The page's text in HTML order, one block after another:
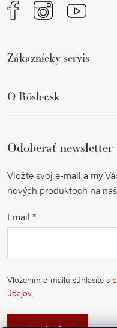
Zákaznícky servis
O Rösler.sk
Odoberať newsletter
Vložte svoj e-mail a my
nových produktoch na
Email
Vložením e-mailu súhlasíte s
údajov